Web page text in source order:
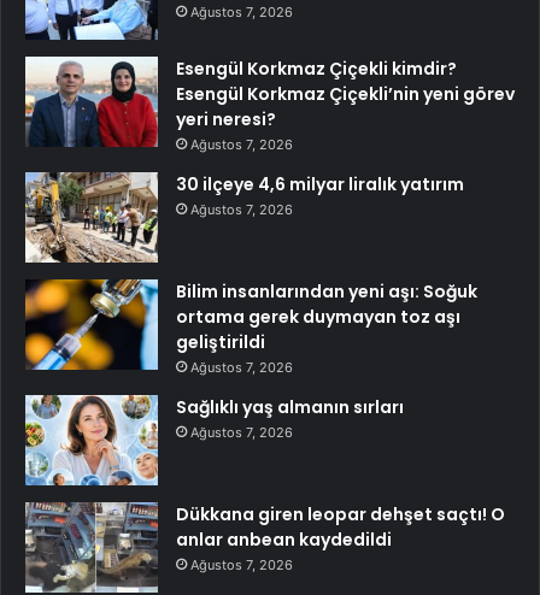
Ağustos 7, 2026
Esengül Korkmaz Çiçekli kimdir?
Esengül Korkmaz Çiçekli’nin yeni görev
yeri neresi?
Ağustos 7, 2026
30 ilçeye 4,6 milyar liralık yatırım
Ağustos 7, 2026
Bilim insanlarından yeni aşı: Soğuk
ortama gerek duymayan toz aşı
geliştirildi
Ağustos 7, 2026
Sağlıklı yaş almanın sırları
Ağustos 7, 2026
Dükkana giren leopar dehşet saçtı! O
anlar anbean kaydedildi
Ağustos 7, 2026